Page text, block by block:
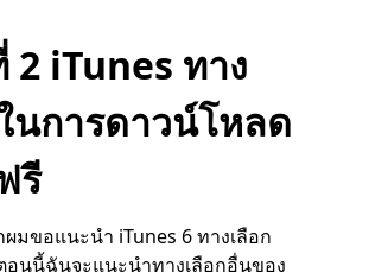
2 iTunes ทาง
นการดาวน์โหลด
รี
มขอแนะนำ iTunes 6 ทางเลือก
นนี้ฉันจะแนะนำทางเลือกอื่นของ